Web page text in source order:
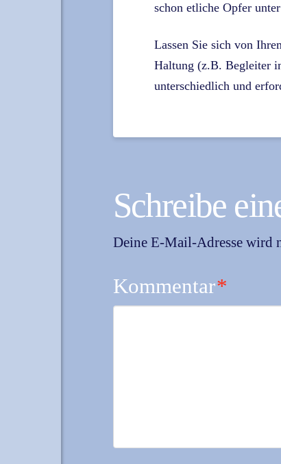
schon etliche Opfer
Lassen Sie sich von
Haltung (z.B. Begleiter
unterschiedlich und
Schreibe
Deine E-Mail-Adresse wird
Kommentar*